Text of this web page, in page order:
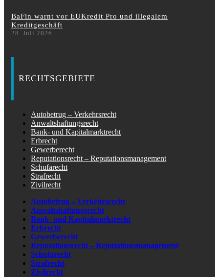
BaFin warnt vor EUKredit Pro und illegalem
Kreditgeschäft
28. Juli 2026
RECHTSGEBIETE
Autobetrug – Verkehrsrecht
Anwaltshaftungsrecht
Bank- und Kapitalmarktrecht
Erbrecht
Gewerberecht
Reputationsrecht – Reputationsmanagement
Schufarecht
Strafrecht
Zivilrecht
Autobetrug – Verkehrsrecht
Anwaltshaftungsrecht
Bank- und Kapitalmarktrecht
Erbrecht
Gewerberecht
Reputationsrecht – Reputationsmanagement
Schufarecht
Strafrecht
Zivilrecht